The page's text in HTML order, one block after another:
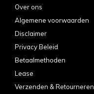
Over ons
Algemene voorwaarden
Disclaimer
Privacy Beleid
Betaalmethoden
Lease
Verzenden & Retourneren